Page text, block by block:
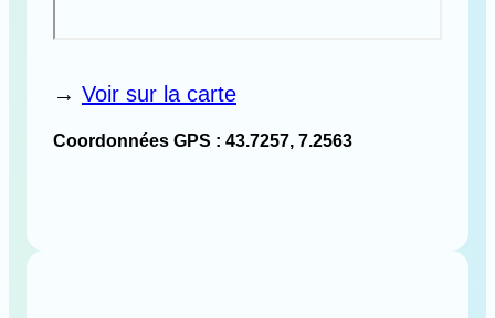
→ Voir sur la carte
Coordonnées GPS : 43.7257, 7.2563